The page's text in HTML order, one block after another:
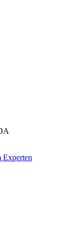
Experten